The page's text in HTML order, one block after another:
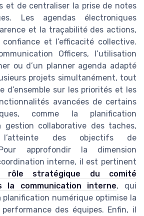
et de centraliser la prise de notes
Les agendas électroniques
et la traçabilité des actions,
et l’efficacité collective.
Officers, l’utilisation
ou d’un planner agenda adapté
projets simultanément, tout
d’ensemble sur les priorités et les
avancées de certains
comme la planification
collaborative des taches,
des objectifs de
approfondir la dimension
interne, il est pertinent
rôle stratégique du comité
la communication interne, qui
numérique optimise la
des équipes. Enfin, il